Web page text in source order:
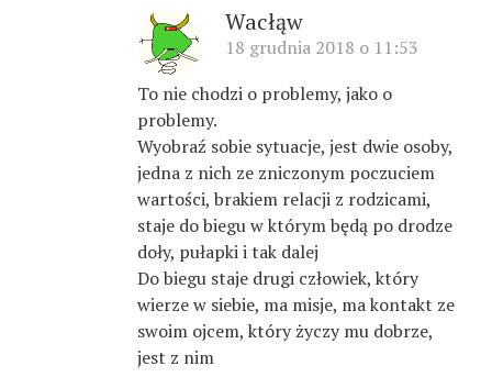
Wacłąw
18 grudnia 2018 o 11:53
To nie chodzi o problemy, jako o
problemy.
Wyobraź sobie sytuacje, jest dwie osoby,
jedna z nich ze zniczonym poczuciem
wartości, brakiem relacji z rodzicami,
staje do biegu w którym będą po drodze
doły, pułapki i tak dalej
Do biegu staje drugi człowiek, który
wierze w siebie, ma misje, ma kontakt ze
swoim ojcem, który życzy mu dobrze,
jest z nim